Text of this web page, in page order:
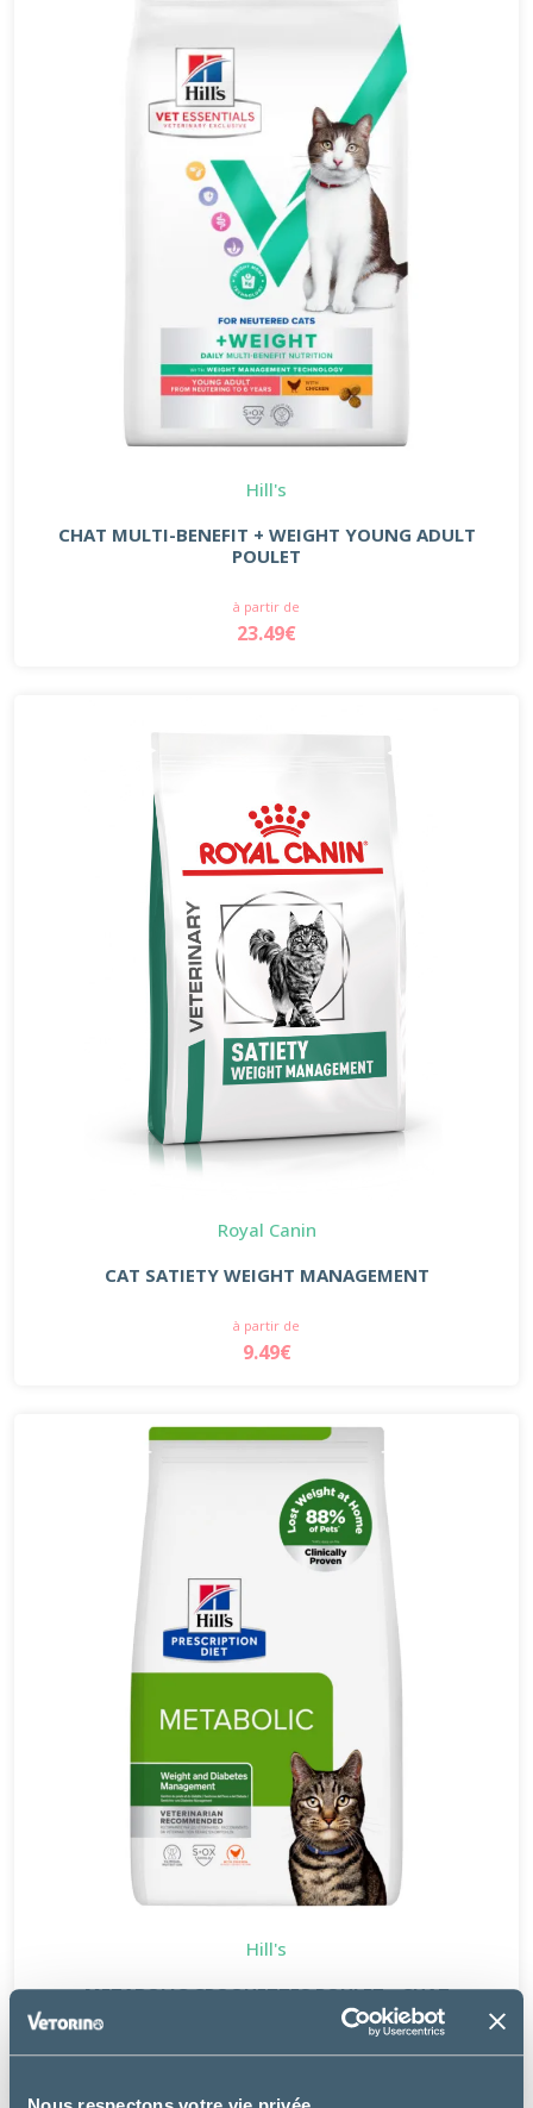
Hill's
CHAT MULTI-BENEFIT + WEIGHT YOUNG ADULT
POULET
à partir de
23.49€
Royal Canin
CAT SATIETY WEIGHT MANAGEMENT
à partir de
9.49€
Hill's
METABOLIC CROQUETTES POULET - CHAT